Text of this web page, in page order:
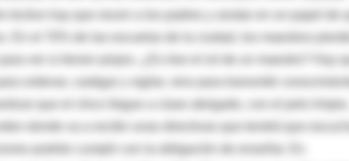
lectivo hay que reunir a los padres y anotar en un papel de
En el 70% de las escuelas de la ciudad, los maestros
ordenar, castigar y vigilar, sino para transmitir
que el chico llegue a clase abrigado, con el pelo
donde va a recibir unas directivas que tendrá que
podrán cumplir con la obligación de enseñar. Es